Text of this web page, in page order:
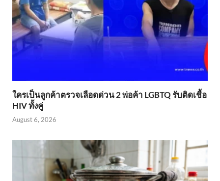
ใครเป็นลูกค้าตรวจเลือดด่วน 2 พ่อค้า LGBTQ รับติดเชื้อ
HIV ทั้งคู่
August 6, 2026